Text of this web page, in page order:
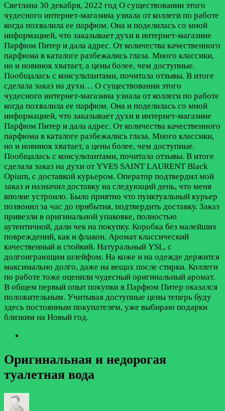
Светлана 30 декабря, 2022 год О существовании этого
чудесного интернет-магазина узнала от коллеги по работе
когда похвалила ее парфюм. Она и поделилась со мной
информацией, что заказывает духи в интернет-магазине
Парфюм Питер и дала адрес. От количества качественного
парфюма в каталоге разбежались глаза. Много классики,
но и новинок хватает, а цены более, чем доступные.
Пообщалась с консультантами, почитала отзывы. В итоге
сделала заказ на духи… О существовании этого
чудесного интернет-магазина узнала от коллеги по работе
когда похвалила ее парфюм. Она и поделилась со мной
информацией, что заказывает духи в интернет-магазине
Парфюм Питер и дала адрес. От количества качественного
парфюма в каталоге разбежались глаза. Много классики,
но и новинок хватает, а цены более, чем доступные.
Пообщалась с консультантами, почитала отзывы. В итоге
сделала заказ на духи от YVES SAINT LAURENT Black
Opium, с доставкой курьером. Оператор подтвердил мой
заказ и назначил доставку на следующий день, что меня
вполне устроило. Было приятно что пунктуальный курьер
позвонил за час до прибытия, подтвердить доставку. Заказ
привезли в оригинальной упаковке, полностью
аутентичной, дали чек на покупку. Коробка без малейших
повреждений, как и флакон. Аромат классический
качественный и стойкий. Натуральный YSL, с
долгоиграющим шлейфом. На коже и на одежде держится
максимально долго, даже на вещах после стирки. Коллеги
по работе тоже оценили чудесный оригинальный аромат.
В общем первый опыт покупки в Парфюм Питер оказался
положительным. Учитывая доступные цены теперь буду
здесь постоянным покупателем, уже выбираю подарки
близким на Новый год.
Оригинальная и недорогая
туалетная вода